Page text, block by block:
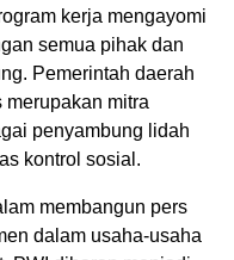
kerja mengayomi
semua pihak dan
Pemerintah daerah
merupakan mitra
penyambung lidah
kontrol sosial.
membangun pers
dalam usaha-usaha